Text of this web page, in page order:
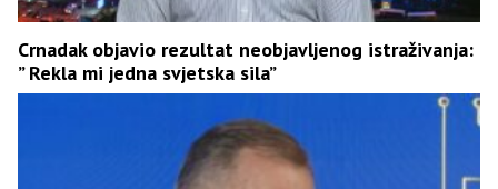
Crnadak objavio rezultat neobjavljenog istraživanja:
” Rekla mi jedna svjetska sila”